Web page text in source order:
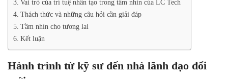
Vai trò của trí tuệ nhân tạo trong tầm nhìn của LC Tech
Thách thức và những câu hỏi cần giải đáp
Tầm nhìn cho tương lai
Kết luận
Hành trình từ kỹ sư đến nhà lãnh đạo đổi